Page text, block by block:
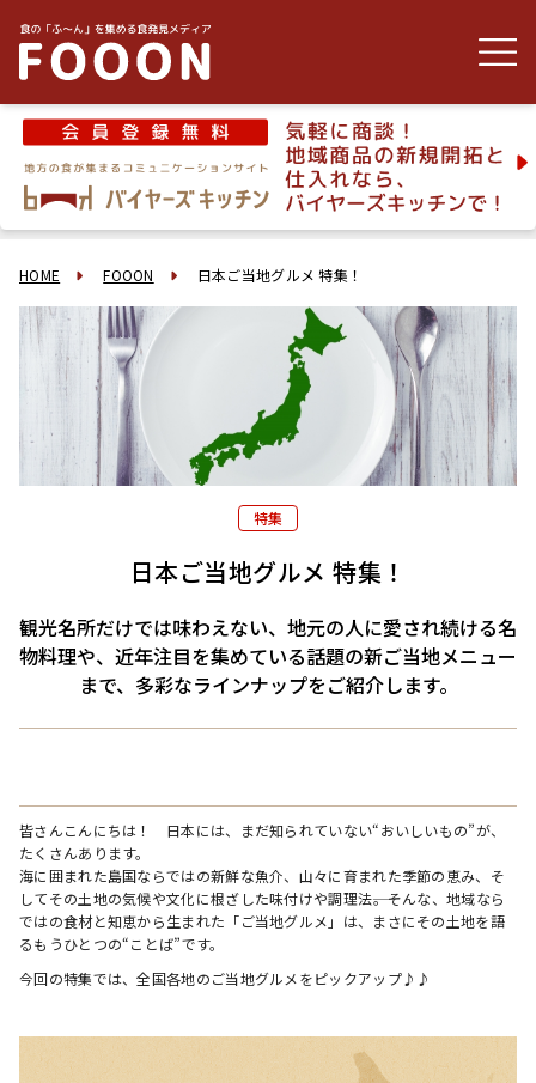
HOME FOOON 日本ご当地グルメ 特集！
特集
日本ご当地グルメ 特集！
観光名所だけでは味わえない、地元の人に愛され続ける名
物料理や、近年注目を集めている話題の新ご当地メニュー
まで、多彩なラインナップをご紹介します。
皆さんこんにちは！　日本には、まだ知られていない“おいしいもの”が、
たくさんあります。
海に囲まれた島国ならではの新鮮な魚介、山々に育まれた季節の恵み、そ
してその土地の気候や文化に根ざした味付けや調理法――。そんな、地域なら
ではの食材と知恵から生まれた「ご当地グルメ」は、まさにその土地を語
るもうひとつの“ことば”です。
今回の特集では、全国各地のご当地グルメをピックアップ♪♪